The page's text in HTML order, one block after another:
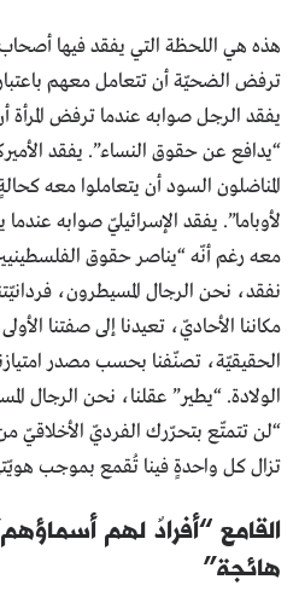
هذه هي اللحظة التي يفقد فيها
ترفض الضحيّة أن تتعامل معهم
يفقد الرجل صوابه عندما ترفض
“يدافع عن حقوق النساء”. يفقد
المناضلون السود أن يتعاملوا معه
لأوباما”. يفقد الإسرائيليّ صوابه
معه رغم أنّه “يناصر حقوق
نفقد، نحن الرجال المسيطرون،
مكاننا الأحاديّ، تعيدنا إلى صفتنا
الحقيقيّة، تصنّفنا بحسب مصدر
الولادة. “يطير” عقلنا، نحن الرجال
“لن تتمتّع بتحرّرك الفرديّ الأخلاقيّ
تزال كل واحدةٍ فينا تُقمع بموجب
القامع “أفرادٌ لهم
هائجة”